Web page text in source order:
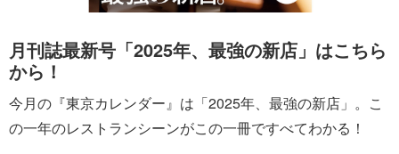
月刊誌最新号「2025年、最強の新店」はこちら
から！
今月の『東京カレンダー』は「2025年、最強の新店」。こ
の一年のレストランシーンがこの一冊ですべてわかる！